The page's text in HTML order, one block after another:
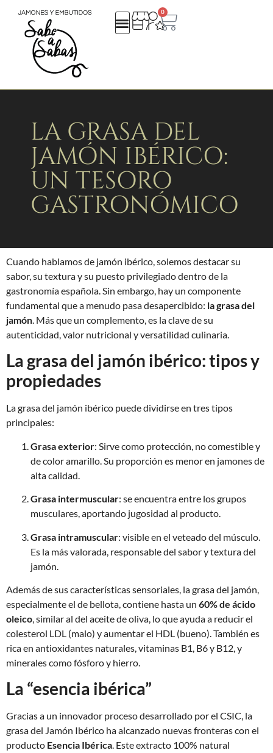
0
LA GRASA DEL
JAMÓN IBÉRICO:
UN TESORO
GASTRONÓMICO
Cuando hablamos de jamón ibérico, solemos destacar su
sabor, su textura y su puesto privilegiado dentro de la
gastronomía española. Sin embargo, hay un componente
fundamental que a menudo pasa desapercibido: la grasa del
jamón. Más que un complemento, es la clave de su
autenticidad, valor nutricional y versatilidad culinaria.
La grasa del jamón ibérico: tipos y
propiedades
La grasa del jamón ibérico puede dividirse en tres tipos
principales:
Grasa exterior: Sirve como protección, no comestible y
de color amarillo. Su proporción es menor en jamones de
alta calidad.
Grasa intermuscular: se encuentra entre los grupos
musculares, aportando jugosidad al producto.
Grasa intramuscular: visible en el veteado del músculo.
Es la más valorada, responsable del sabor y textura del
jamón.
Además de sus características sensoriales, la grasa del jamón,
especialmente el de bellota, contiene hasta un 60% de ácido
oleico, similar al del aceite de oliva, lo que ayuda a reducir el
colesterol LDL (malo) y aumentar el HDL (bueno). También es
rica en antioxidantes naturales, vitaminas B1, B6 y B12, y
minerales como fósforo y hierro.
La “esencia ibérica”
Gracias a un innovador proceso desarrollado por el CSIC, la
grasa del Jamón Ibérico ha alcanzado nuevas fronteras con el
producto Esencia Ibérica. Este extracto 100% natural